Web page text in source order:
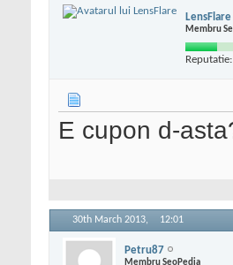
LensFlare
Membru
Reputatie:
E cupon d-
30th March 2013, 12:01
Petru87
Membru SeoPedia